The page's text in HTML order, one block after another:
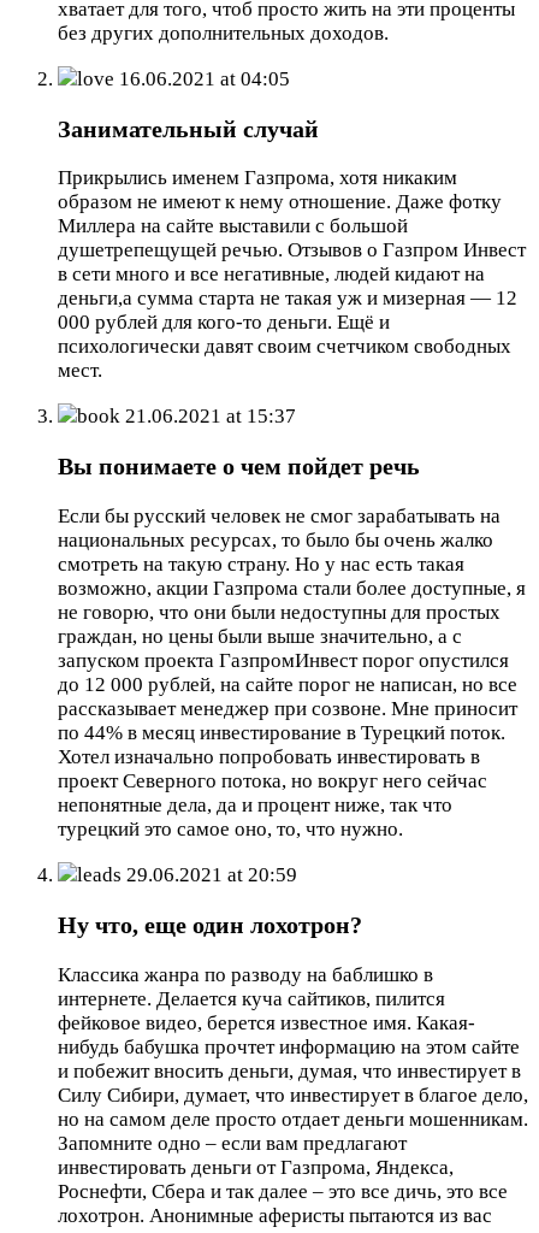
хватает для того, чтоб просто жить на эти проценты
без других дополнительных доходов.
love 16.06.2021 at 04:05
Занимательный случай
Прикрылись именем Газпрома, хотя никаким
образом не имеют к нему отношение. Даже фотку
Миллера на сайте выставили с большой
душетрепещущей речью. Отзывов о Газпром Инвест
в сети много и все негативные, людей кидают на
деньги,а сумма старта не такая уж и мизерная — 12
000 рублей для кого-то деньги. Ещё и
психологически давят своим счетчиком свободных
мест.
book 21.06.2021 at 15:37
Вы понимаете о чем пойдет речь
Если бы русский человек не смог зарабатывать на
национальных ресурсах, то было бы очень жалко
смотреть на такую страну. Но у нас есть такая
возможно, акции Газпрома стали более доступные, я
не говорю, что они были недоступны для простых
граждан, но цены были выше значительно, а с
запуском проекта ГазпромИнвест порог опустился
до 12 000 рублей, на сайте порог не написан, но все
рассказывает менеджер при созвоне. Мне приносит
по 44% в месяц инвестирование в Турецкий поток.
Хотел изначально попробовать инвестировать в
проект Северного потока, но вокруг него сейчас
непонятные дела, да и процент ниже, так что
турецкий это самое оно, то, что нужно.
leads 29.06.2021 at 20:59
Ну что, еще один лохотрон?
Классика жанра по разводу на баблишко в
интернете. Делается куча сайтиков, пилится
фейковое видео, берется известное имя. Какая-
нибудь бабушка прочтет информацию на этом сайте
и побежит вносить деньги, думая, что инвестирует в
Силу Сибири, думает, что инвестирует в благое дело,
но на самом деле просто отдает деньги мошенникам.
Запомните одно – если вам предлагают
инвестировать деньги от Газпрома, Яндекса,
Роснефти, Сбера и так далее – это все дичь, это все
лохотрон. Анонимные аферисты пытаются из вас